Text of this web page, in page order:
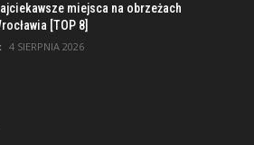
miejsca na obrzeżach
[TOP 8]
4 SIERPNIA 2026